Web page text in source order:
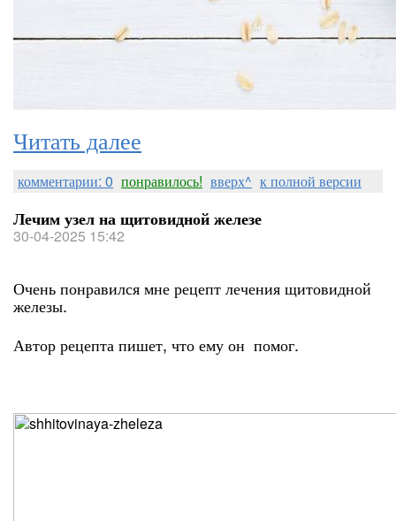
Читать далее
комментарии: 0 понравилось! вверх^ к полной версии
Лечим узел на щитовидной железе
30-04-2025 15:42
Очень понравился мне рецепт лечения щитовидной
железы.
Автор рецепта пишет, что ему он помог.